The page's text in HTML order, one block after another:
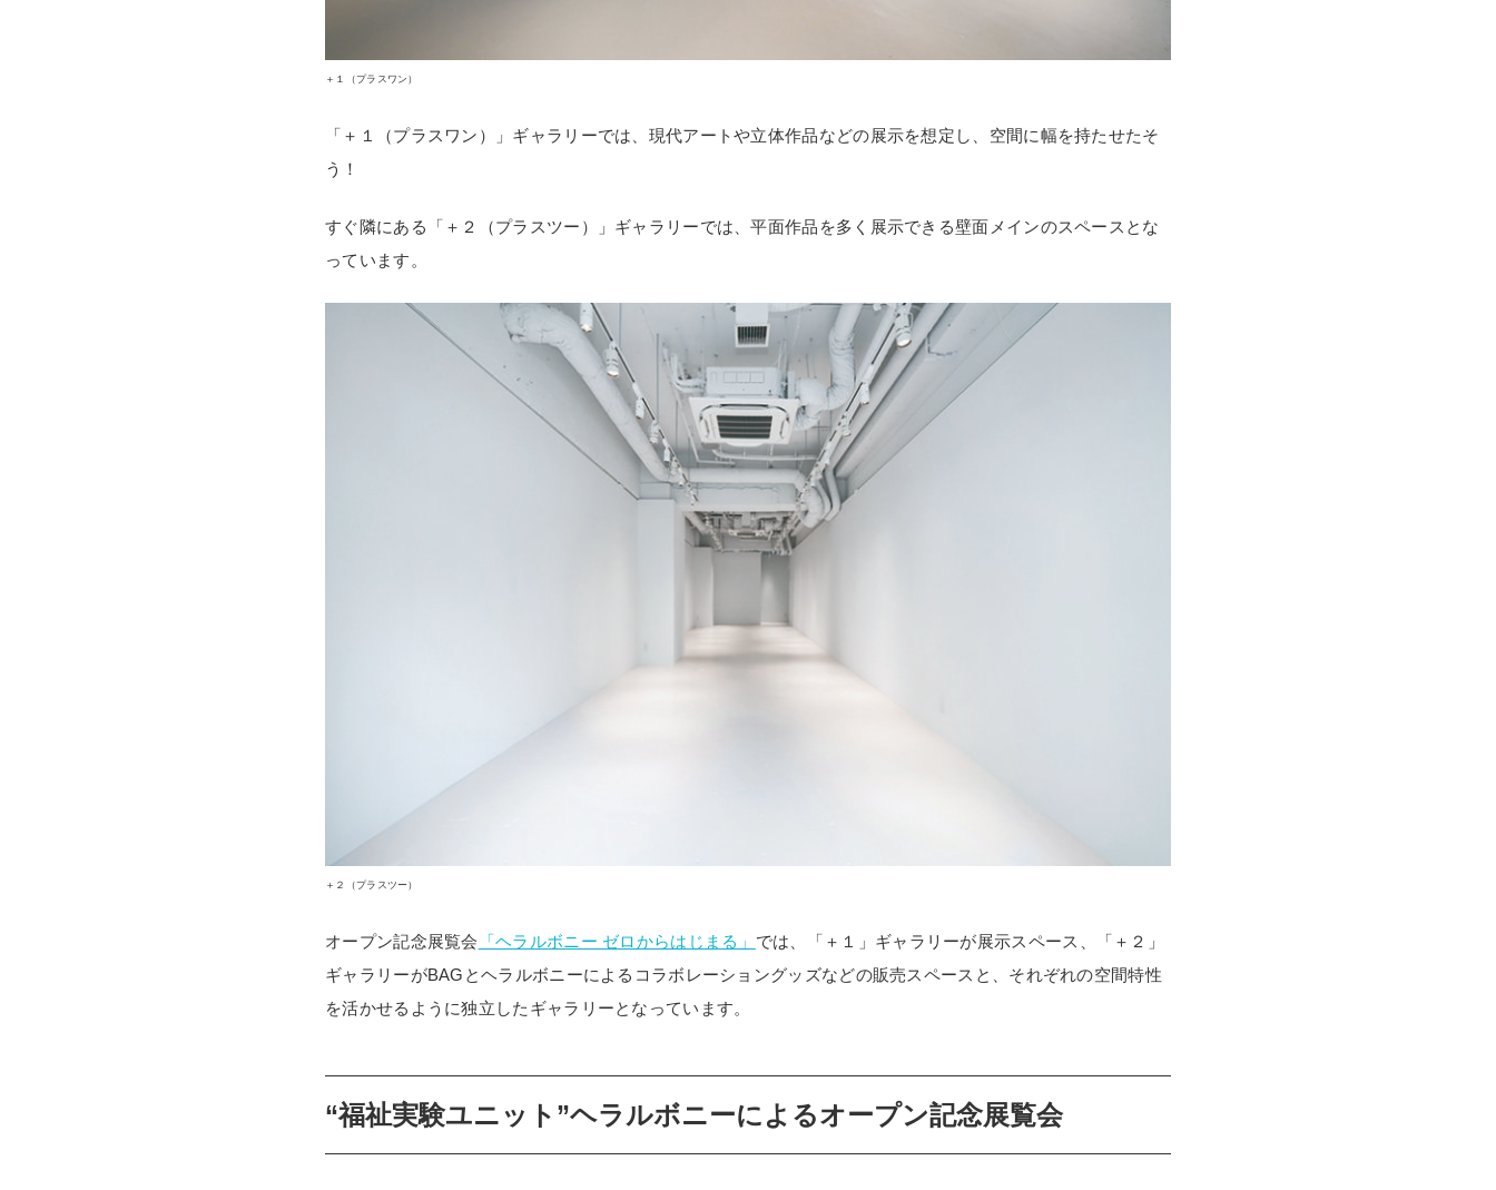
＋１（プラスワン）
「＋１（プラスワン）」ギャラリーでは、現代アートや立体作品などの展示を想定し、空間に幅を持たせたそ
う！
すぐ隣にある「＋２（プラスツー）」ギャラリーでは、平面作品を多く展示できる壁面メインのスペースとな
っています。
＋２（プラスツー）
オープン記念展覧会 「ヘラルボニー ゼロからはじまる」 では、「＋１」ギャラリーが展示スペース、「＋２」
ギャラリーがBAGとヘラルボニーによるコラボレーショングッズなどの販売スペースと、それぞれの空間特性
を活かせるように独立したギャラリーとなっています。
“福祉実験ユニット”ヘラルボニーによるオープン記念展覧会